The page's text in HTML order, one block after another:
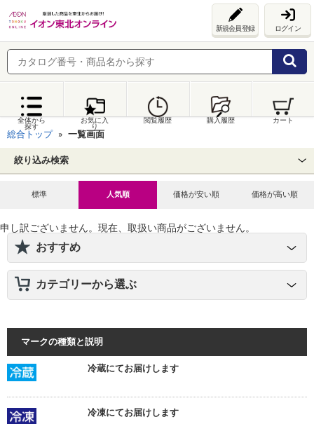
新規会員登録 ログイン
全体から
探す
お気に入
り
閲覧履歴 購入履歴 カート
総合トップ 一覧画面
絞り込み検索
標準 人気順 価格が安い順 価格が高い順
申し訳ございません。現在、取扱い商品がございません。
おすすめ
カテゴリーから選ぶ
マークの種類と説明
冷蔵にてお届けします
冷凍にてお届けします